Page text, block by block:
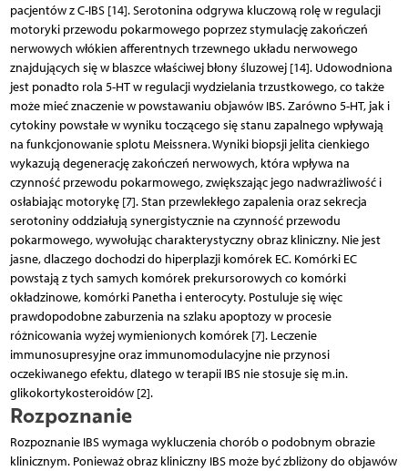
pacjentów z C-IBS [14]. Serotonina odgrywa kluczową rolę w regulacji
motoryki przewodu pokarmowego poprzez stymulację zakończeń
nerwowych włókien afferentnych trzewnego układu nerwowego
znajdujących się w blaszce właściwej błony śluzowej [14]. Udowodniona
jest ponadto rola 5-HT w regulacji wydzielania trzustkowego, co także
może mieć znaczenie w powstawaniu objawów IBS. Zarówno 5-HT, jak i
cytokiny powstałe w wyniku toczącego się stanu zapalnego wpływają
na funkcjonowanie splotu Meissnera. Wyniki biopsji jelita cienkiego
wykazują degenerację zakończeń nerwowych, która wpływa na
czynność przewodu pokarmowego, zwiększając jego nadwrażliwość i
osłabiając motorykę [7]. Stan przewlekłego zapalenia oraz sekrecja
serotoniny oddziałują synergistycznie na czynność przewodu
pokarmowego, wywołując charakterystyczny obraz kliniczny. Nie jest
jasne, dlaczego dochodzi do hiperplazji komórek EC. Komórki EC
powstają z tych samych komórek prekursorowych co komórki
okładzinowe, komórki Panetha i enterocyty. Postuluje się więc
prawdopodobne zaburzenia na szlaku apoptozy w procesie
różnicowania wyżej wymienionych komórek [7]. Leczenie
immunosupresyjne oraz immunomodulacyjne nie przynosi
oczekiwanego efektu, dlatego w terapii IBS nie stosuje się m.in.
glikokortykosteroidów [2].
Rozpoznanie
Rozpoznanie IBS wymaga wykluczenia chorób o podobnym obrazie
klinicznym. Ponieważ obraz kliniczny IBS może być zbliżony do objawów